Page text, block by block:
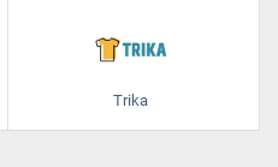
Trika